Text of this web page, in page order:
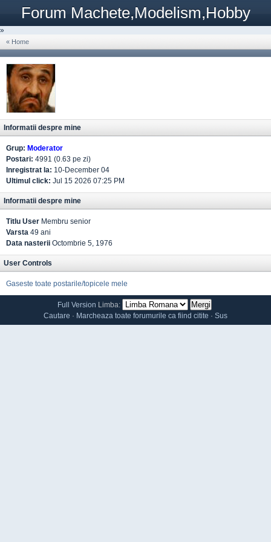
Forum Machete,Modelism,Hobby
»
« Home
Informatii despre mine
Grup: Moderator
Postari: 4991 (0.63 pe zi)
Inregistrat la: 10-December 04
Ultimul click: Jul 15 2026 07:25 PM
Informatii despre mine
Titlu User Membru senior
Varsta 49 ani
Data nasterii Octombrie 5, 1976
User Controls
Gaseste toate postarile/topicele mele
Full Version Limba:
Cautare · Marcheaza toate forumurile ca fiind citite · Sus